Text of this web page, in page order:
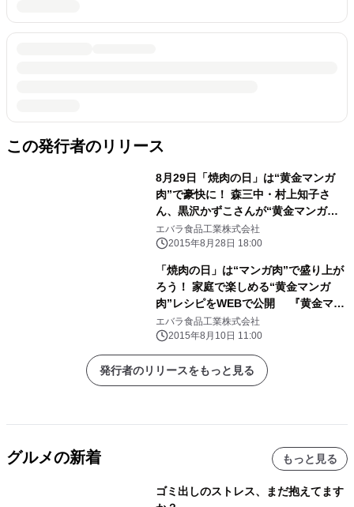
この発行者のリリース
8月29日「焼肉の日」は“黄金マンガ
肉”で豪快に！ 森三中・村上知子さ
ん、黒沢かずこさんが“黄金マンガ
肉”作りに挑戦！ スペシャルムービー
を本日8月28日(金)より公開
エバラ食品工業株式会社
2015年8月28日 18:00
「焼肉の日」は“マンガ肉”で盛り上が
ろう！ 家庭で楽しめる“黄金マンガ
肉”レシピをWEBで公開 『黄金マン
ガ肉カフェ』8月27日(木)より期間限
定オープン
エバラ食品工業株式会社
2015年8月10日 11:00
発行者のリリースをもっと見る
グルメの新着 もっと見る
ゴミ出しのストレス、まだ抱えてます